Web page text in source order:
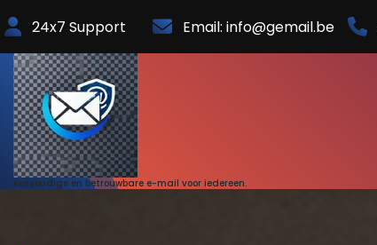
to
Content
24x7 Support Email: info@gemail.be
Eenvoudige en betrouwbare e-mail voor iedereen.